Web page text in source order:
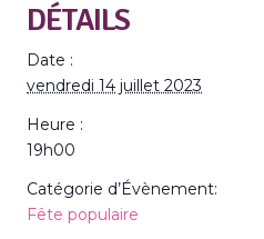
DÉTAILS
Date :
vendredi 14 juillet 2023
Heure :
19h00
Catégorie d’Évènement:
Fête populaire